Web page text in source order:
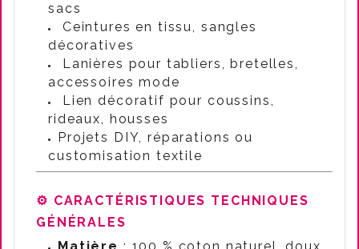
sacs
Ceintures en tissu, sangles
décoratives
Lanières pour tabliers, bretelles,
accessoires mode
Lien décoratif pour coussins,
rideaux, housses
Projets DIY, réparations ou
customisation textile
⚙️ CARACTÉRISTIQUES TECHNIQUES
GÉNÉRALES